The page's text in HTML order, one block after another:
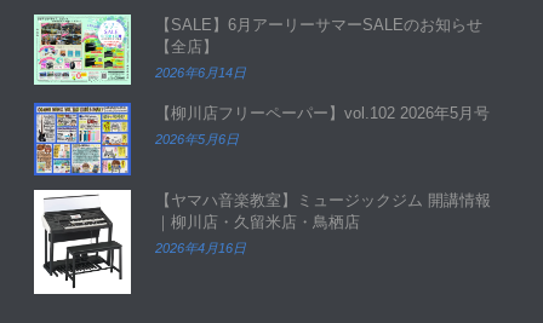
【SALE】6月アーリーサマーSALEのお知らせ
【全店】
2026年6月14日
【柳川店フリーペーパー】vol.102 2026年5月号
2026年5月6日
【ヤマハ音楽教室】ミュージックジム 開講情報
｜柳川店・久留米店・鳥栖店
2026年4月16日